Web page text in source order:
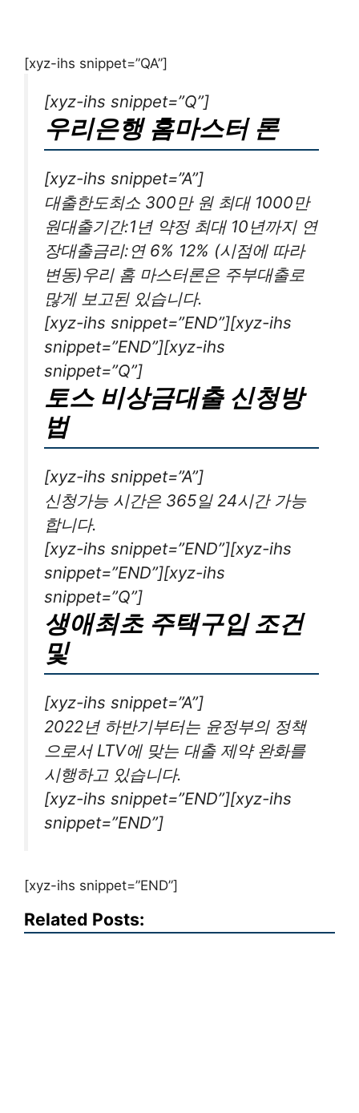
[xyz-ihs snippet=”QA”]
[xyz-ihs snippet=”Q”]
우리은행 홈마스터 론
[xyz-ihs snippet=”A”]
대출한도최소 300만 원 최대 1000만
원대출기간:1년 약정 최대 10년까지 연
장대출금리:연 6% 12% (시점에 따라
변동)우리 홈 마스터론은 주부대출로
많게 보고된 있습니다.
[xyz-ihs snippet=”END”][xyz-ihs
snippet=”END”][xyz-ihs
snippet=”Q”]
토스 비상금대출 신청방
법
[xyz-ihs snippet=”A”]
신청가능 시간은 365일 24시간 가능
합니다.
[xyz-ihs snippet=”END”][xyz-ihs
snippet=”END”][xyz-ihs
snippet=”Q”]
생애최초 주택구입 조건
및
[xyz-ihs snippet=”A”]
2022년 하반기부터는 윤정부의 정책
으로서 LTV에 맞는 대출 제약 완화를
시행하고 있습니다.
[xyz-ihs snippet=”END”][xyz-ihs
snippet=”END”]
[xyz-ihs snippet=”END”]
Related Posts: